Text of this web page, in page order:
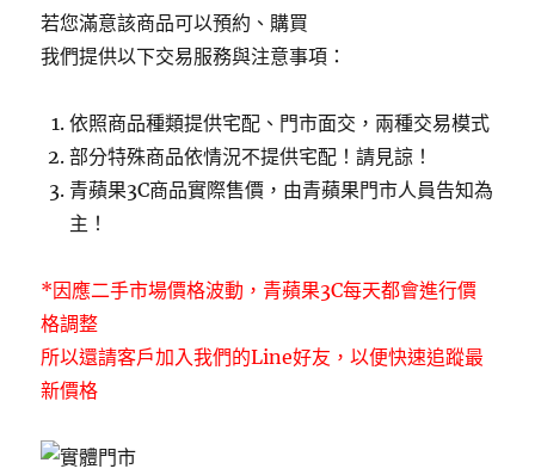
若您滿意該商品可以預約、購買
我們提供以下交易服務與注意事項：
依照商品種類提供宅配、門市面交，兩種交易模式
部分特殊商品依情況不提供宅配！請見諒！
青蘋果3C商品實際售價，由青蘋果門市人員告知為
主！
*因應二手市場價格波動，青蘋果3C每天都會進行價
格調整
所以還請客戶加入我們的Line好友，以便快速追蹤最
新價格